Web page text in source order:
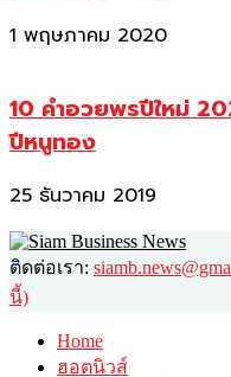
1 พฤษภาคม 2020
10 คำอวยพรปีใหม่
ปีหนูทอง
25 ธันวาคม 2019
ติดต่อเรา:
นี้)
Home
ฮอตนิวส์